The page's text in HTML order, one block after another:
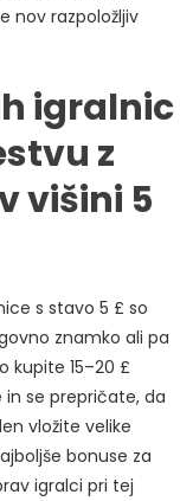
nov razpoložljiv
igralnic
z
višini 5
s stavo 5 £ so
znamko ali pa
kupite 15–20 £
in se prepričate, da
vložite velike
bonuse za
igralci pri tej